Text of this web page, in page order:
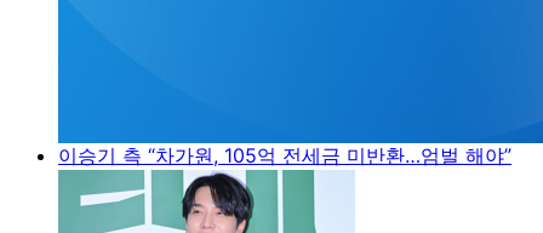
이승기 측 “차가원, 105억 전세금 미반환…엄벌 해야”